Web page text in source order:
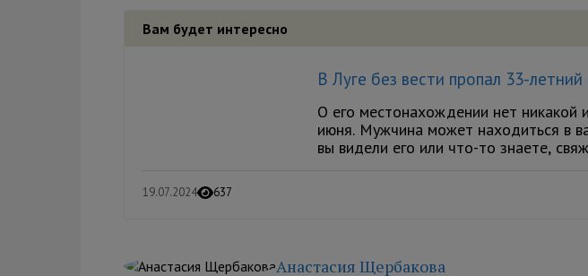
Вам будет интересно
В Луге без вести пропал 33-
О его местонахождении нет никакой
июня. Мужчина может находиться в
вы видели его или что-то знаете,
19.07.2024 637
Анастасия Щербакова